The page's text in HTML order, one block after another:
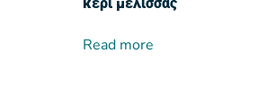
Read more